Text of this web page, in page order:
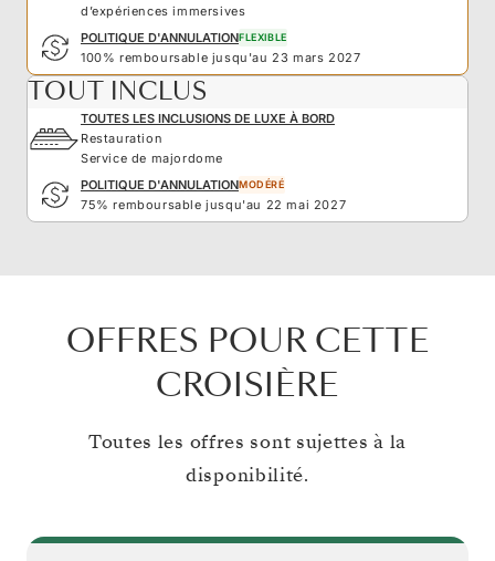
d’expériences immersives
POLITIQUE D'ANNULATIONFLEXIBLE
100% remboursable jusqu'au 23 mars 2027
TOUT INCLUS
TOUTES LES INCLUSIONS DE LUXE À BORD
Restauration
Service de majordome
POLITIQUE D'ANNULATIONMODÉRÉ
75% remboursable jusqu'au 22 mai 2027
OFFRES POUR CETTE
CROISIÈRE
Toutes les offres sont sujettes à la
disponibilité.